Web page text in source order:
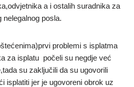
a i ostalih suradnika za
nelegalnog posla.
problemi s isplatma
za isplatu počeli su negdje već
su zaključili da su ugovorili
isplatiti jer je ugovoreni obrok uz